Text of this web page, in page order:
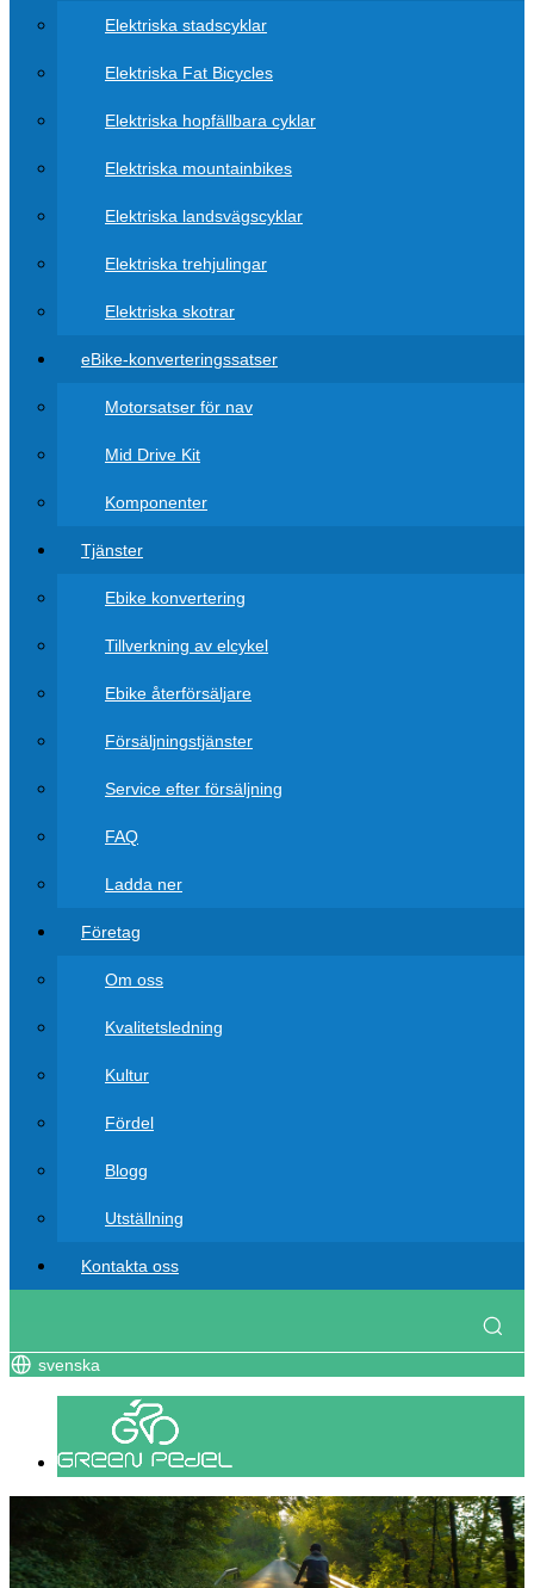
Elektriska stadscyklar
Elektriska Fat Bicycles
Elektriska hopfällbara cyklar
Elektriska mountainbikes
Elektriska landsvägscyklar
Elektriska trehjulingar
Elektriska skotrar
eBike-konverteringssatser
Motorsatser för nav
Mid Drive Kit
Komponenter
Tjänster
Ebike konvertering
Tillverkning av elcykel
Ebike återförsäljare
Försäljningstjänster
Service efter försäljning
FAQ
Ladda ner
Företag
Om oss
Kvalitetsledning
Kultur
Fördel
Blogg
Utställning
Kontakta oss
svenska